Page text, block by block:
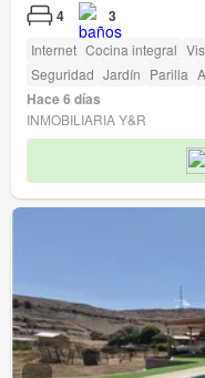
4 3
Internet Cocina integral
Seguridad Jardín Parilla
Hace 6 días
INMOBILIARIA Y&R